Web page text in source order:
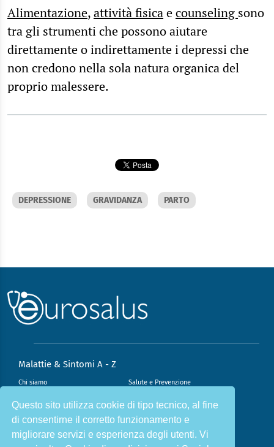
Questo sito utilizza cookie di tipo tecnico, al fine
di consentirne il corretto funzionamento e
migliorare servizi e esperienza degli utenti. Vi
Alimentazione,attività fisicaecounseling sono
tra gli strumenti che possono aiutare
direttamente o indirettamente i depressi che
non credono nella sola natura organica del
proprio malessere.
DEPRESSIONE GRAVIDANZA PARTO
Malattie & Sintomi A - Z
Chi siamo Salute e Prevenzione
Infiammazione e Allergia Direzione scientifica
Nutrizione e Stili di vita Sport e Benessere
Cookie Policy L’angolo del dottore